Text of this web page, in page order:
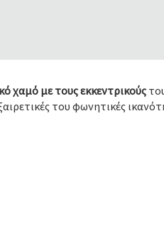
χαμό με τους εκκεντρικούς
του φωνητικές